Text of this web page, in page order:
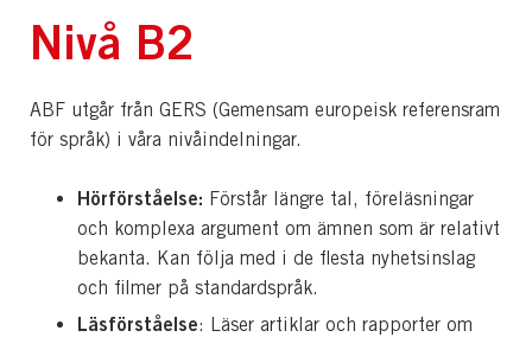
Nivå B2
ABF utgår från GERS (Gemensam europeisk referensram
för språk) i våra nivåindelningar.
Hörförståelse: Förstår längre tal, föreläsningar
och komplexa argument om ämnen som är relativt
bekanta. Kan följa med i de flesta nyhetsinslag
och filmer på standardspråk.
Läsförståelse: Läser artiklar och rapporter om